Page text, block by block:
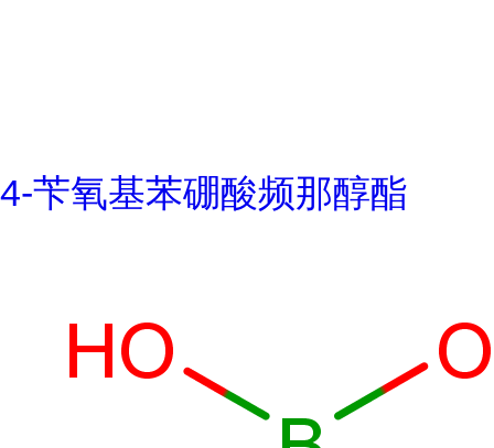
4-苄氧基苯硼酸频那醇酯